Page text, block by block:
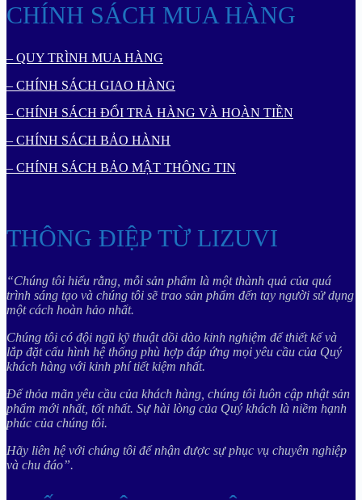
CHÍNH SÁCH MUA HÀNG
– QUY TRÌNH MUA HÀNG
– CHÍNH SÁCH GIAO HÀNG
– CHÍNH SÁCH ĐỔI TRẢ HÀNG VÀ HOÀN TIỀN
– CHÍNH SÁCH BẢO HÀNH
– CHÍNH SÁCH BẢO MẬT THÔNG TIN
THÔNG ĐIỆP TỪ LIZUVI
“Chúng tôi hiểu rằng, mỗi sản phẩm là một thành quả của quá
trình sáng tạo và chúng tôi sẽ trao sản phẩm đến tay người sử dụng
một cách hoàn hảo nhất.
Chúng tôi có đội ngũ kỹ thuật dồi dào kinh nghiệm để thiết kế và
lắp đặt cấu hình hệ thống phù hợp đáp ứng mọi yêu cầu của Quý
khách hàng với kinh phí tiết kiệm nhất.
Để thỏa mãn yêu cầu của khách hàng, chúng tôi luôn cập nhật sản
phẩm mới nhất, tốt nhất. Sự hài lòng của Quý khách là niềm hạnh
phúc của chúng tôi.
Hãy liên hệ với chúng tôi để nhận được sự phục vụ chuyên nghiệp
và chu đáo”.